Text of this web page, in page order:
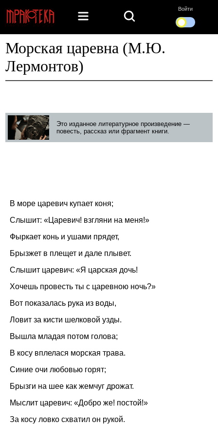
Войти
Морская царевна (М.Ю.
Лермонтов)
Это изданное литературное произведение —
повесть, рассказ или фрагмент книги.
В море царевич купает коня;
Слышит: «Царевич! взгляни на меня!»
Фыркает конь и ушами прядет,
Брызжет в плещет и дале плывет.
Слышит царевич: «Я царская дочь!
Хочешь провесть ты с царевною ночь?»
Вот показалась рука из воды,
Ловит за кисти шелковой узды.
Вышла младая потом голова;
В косу вплелася морская трава.
Синие очи любовью горят;
Брызги на шее как жемчуг дрожат.
Мыслит царевич: «Добро же! постой!»
За косу ловко схватил он рукой.